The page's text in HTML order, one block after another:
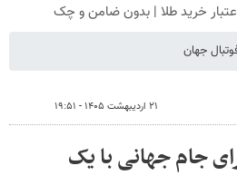
جهان
۲۱ اردیبهشت ۱۴۰۵ - ۱۹:۵۱
جام جهانی با یک